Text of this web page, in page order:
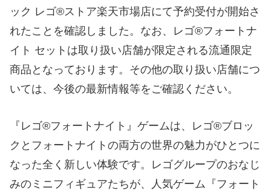
ック レゴ®ストア楽天市場店にて予約受付が開始さ
れたことを確認しました。なお、レゴ®フォートナ
イト セットは取り扱い店舗が限定される流通限定
商品となっております。その他の取り扱い店舗につ
いては、今後の最新情報等をご確認ください。
『レゴ®フォートナイト』ゲームは、レゴ®ブロッ
クとフォートナイトの両方の世界の魅力がひとつに
なった全く新しい体験です。レゴグループのおなじ
みのミニフィギュアたちが、人気ゲーム『フォート